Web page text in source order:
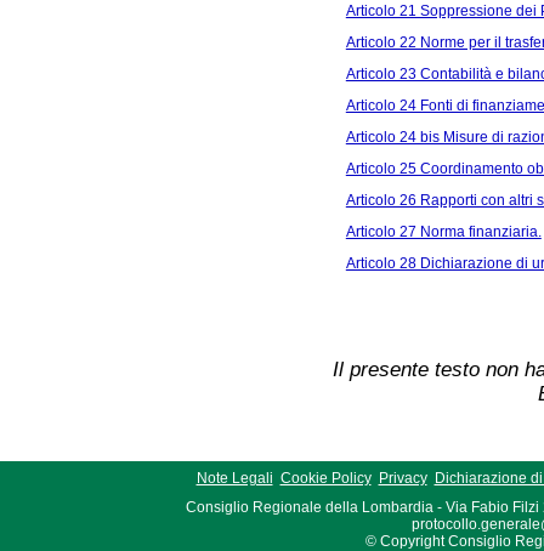
Articolo 21 Soppressione dei
Articolo 22 Norme per il
Articolo 23 Contabilità e
Articolo 24 Fonti di
Articolo 24 bis Misure di
Articolo 25 Coordinamento
Articolo 26 Rapporti con altri
Articolo 27 Norma finanziaria.
Articolo 28 Dichiarazione di
Il presente testo non
Note Legali Cookie Policy Privacy
Dichiarazione
Consiglio Regionale della Lombardia - Via Fabio Filzi
© Copyright Consiglio